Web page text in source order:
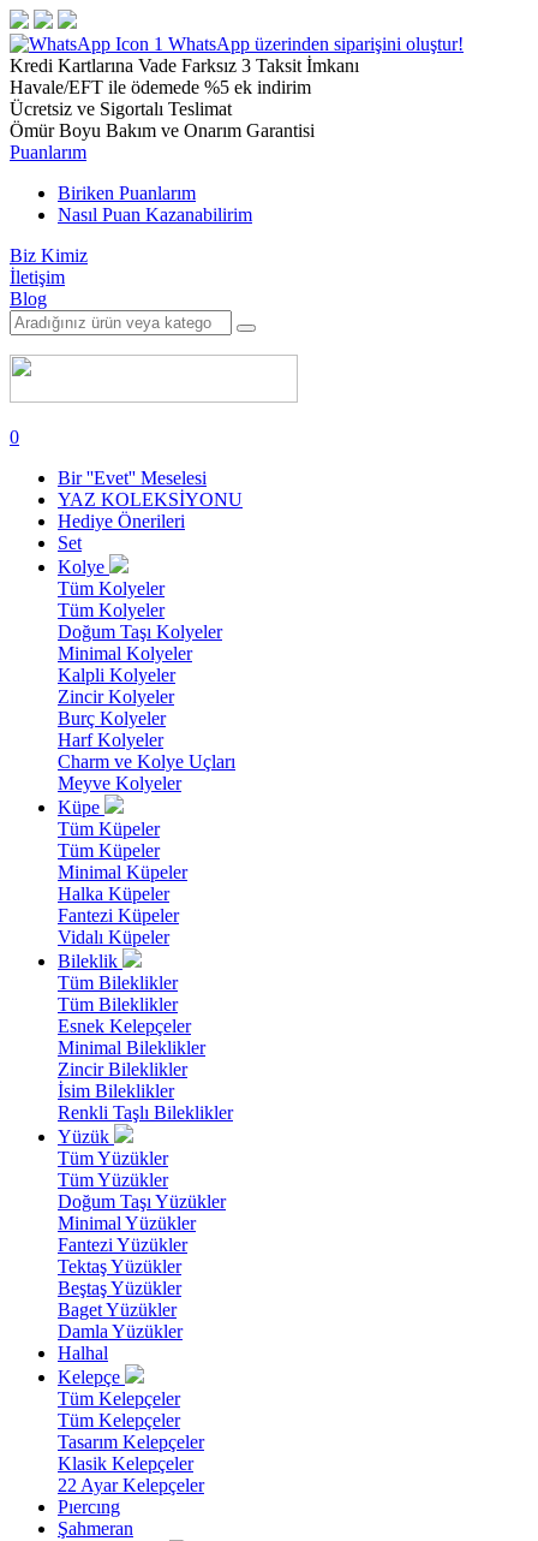
1 WhatsApp üzerinden siparişini oluştur!
Kredi Kartlarına Vade Farksız 3 Taksit İmkanı
Havale/EFT ile ödemede %5 ek indirim
Ücretsiz ve Sigortalı Teslimat
Ömür Boyu Bakım ve Onarım Garantisi
Puanlarım
Biriken Puanlarım
Nasıl Puan Kazanabilirim
Biz Kimiz
İletişim
Blog
0
Bir ''Evet'' Meselesi
YAZ KOLEKSİYONU
Hediye Önerileri
Set
Kolye
Tüm Kolyeler
Tüm Kolyeler
Doğum Taşı Kolyeler
Minimal Kolyeler
Kalpli Kolyeler
Zincir Kolyeler
Burç Kolyeler
Harf Kolyeler
Charm ve Kolye Uçları
Meyve Kolyeler
Küpe
Tüm Küpeler
Tüm Küpeler
Minimal Küpeler
Halka Küpeler
Fantezi Küpeler
Vidalı Küpeler
Bileklik
Tüm Bileklikler
Tüm Bileklikler
Esnek Kelepçeler
Minimal Bileklikler
Zincir Bileklikler
İsim Bileklikler
Renkli Taşlı Bileklikler
Yüzük
Tüm Yüzükler
Tüm Yüzükler
Doğum Taşı Yüzükler
Minimal Yüzükler
Fantezi Yüzükler
Tektaş Yüzükler
Beştaş Yüzükler
Baget Yüzükler
Damla Yüzükler
Halhal
Kelepçe
Tüm Kelepçeler
Tüm Kelepçeler
Tasarım Kelepçeler
Klasik Kelepçeler
22 Ayar Kelepçeler
Pıercıng
Şahmeran